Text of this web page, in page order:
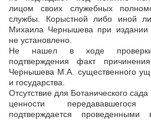
лицом своих служебных
службы. Корыстной либо иной
Михаила Чернышева при издании
не установлено.
Не нашел в ходе проверки
подтверждения факт
Чернышева М.А. существенного
и государства.
Отсутствие для Ботанического
ценности
подтверждается